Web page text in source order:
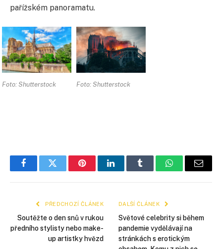
pařížském panoramatu.
Foto: Shutterstock Foto: Shutterstock
FacebookTwitter PinterestLinkedInTumblr WhatsApp
E-
PŘEDCHOZÍ ČLÁNEK
Soutěžte o den snů v rukou
předního stylisty nebo make-
up artistky hvězd
DALŠÍ ČLÁNEK
Světové celebrity si během
pandemie vydělávají na
stránkách s erotickým